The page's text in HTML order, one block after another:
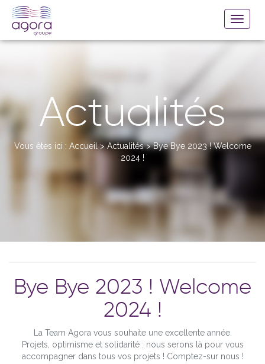
Actualités
Vous êtes ici : Accueil> Actualités>Bye Bye 2023 ! Welcome
2024 !
Bye Bye 2023 ! Welcome
2024 !
La Team Agora vous souhaite une excellente année.
Projets, optimisme et solidarité : nous serons là pour vous
accompagner dans tous vos projets ! Comptez-sur nous !